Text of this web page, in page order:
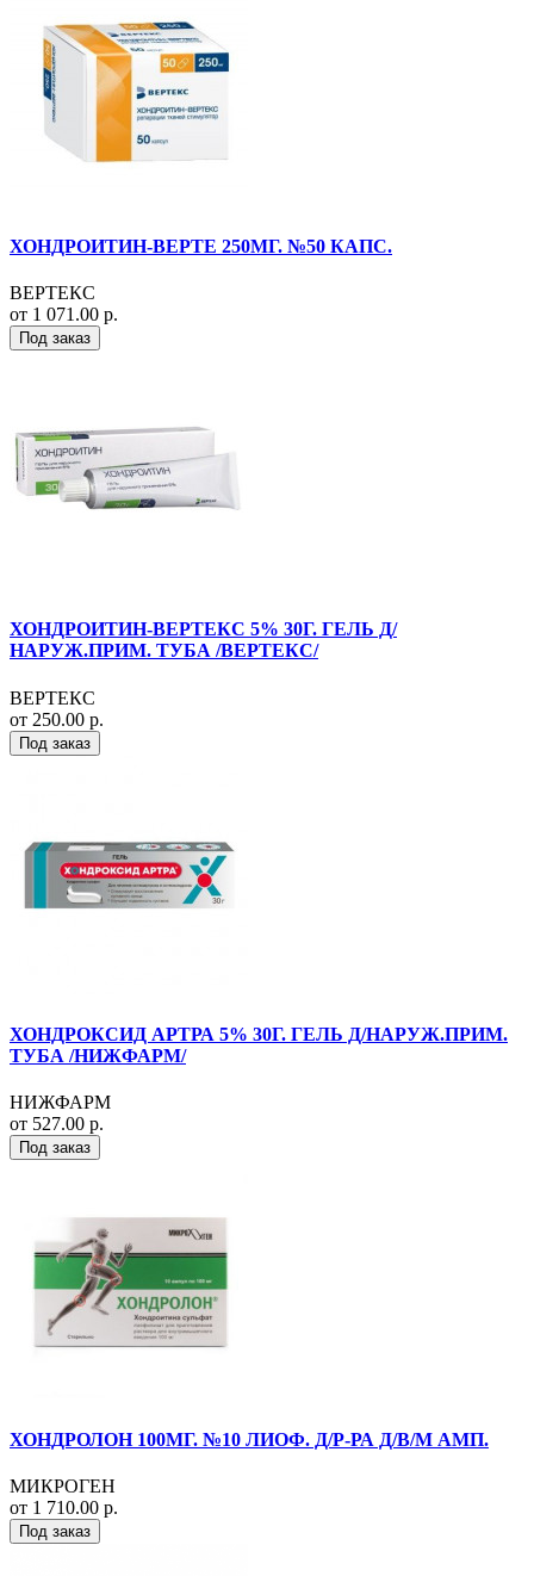
ХОНДРОИТИН-ВЕРТЕ 250МГ. №50 КАПС.
ВЕРТЕКС
от 1 071.00 р.
Под заказ
ХОНДРОИТИН-ВЕРТЕКС 5% 30Г. ГЕЛЬ Д/
НАРУЖ.ПРИМ. ТУБА /ВЕРТЕКС/
ВЕРТЕКС
от 250.00 р.
Под заказ
ХОНДРОКСИД АРТРА 5% 30Г. ГЕЛЬ Д/НАРУЖ.ПРИМ.
ТУБА /НИЖФАРМ/
НИЖФАРМ
от 527.00 р.
Под заказ
ХОНДРОЛОН 100МГ. №10 ЛИОФ. Д/Р-РА Д/В/М АМП.
МИКРОГЕН
от 1 710.00 р.
Под заказ